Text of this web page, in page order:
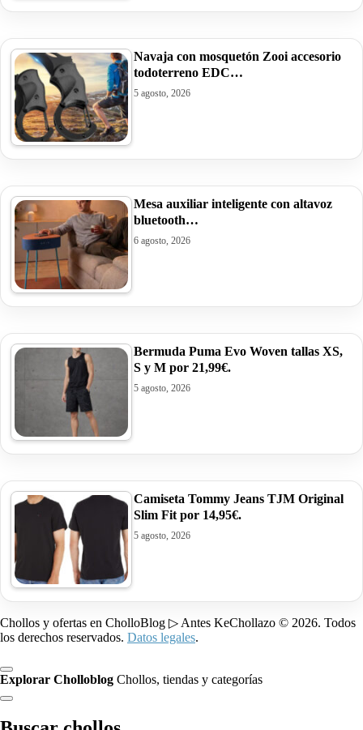
Navaja con mosquetón Zooi accesorio
todoterreno EDC…
5 agosto, 2026
Mesa auxiliar inteligente con altavoz
bluetooth…
6 agosto, 2026
Bermuda Puma Evo Woven tallas XS,
S y M por 21,99€.
5 agosto, 2026
Camiseta Tommy Jeans TJM Original
Slim Fit por 14,95€.
5 agosto, 2026
Chollos y ofertas en CholloBlog ▷ Antes KeChollazo © 2026. Todos
los derechos reservados. Datos legales.
Explorar Cholloblog Chollos, tiendas y categorías